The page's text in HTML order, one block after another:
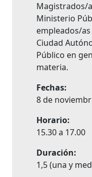
Magistrados/
Ministerio
empleados/
Ciudad
Público en
materia.
Fechas:
8 de
Horario:
15.30 a 17.00
Duración:
1,5 (una y